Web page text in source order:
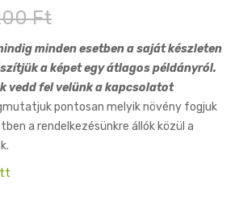
Ft
minden esetben a saját készleten
a képet egy átlagos példányról.
vedd fel velünk a kapcsolatot
pontosan melyik növény fogjuk
a rendelkezésünkre állók közül a